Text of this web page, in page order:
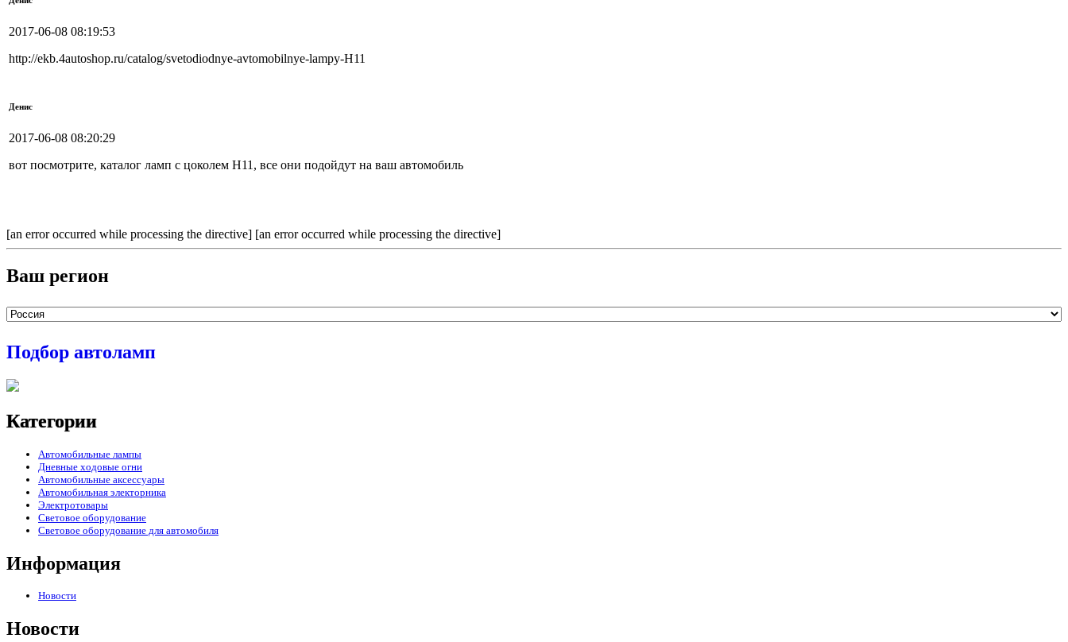
2017-06-08 08:19:53
http://ekb.4autoshop.ru/catalog/svetodiodnye-avtomobilnye-lampy-H11
Денис
2017-06-08 08:20:29
вот посмотрите, каталог ламп с цоколем Н11, все они подойдут на ваш автомобиль
[an error occurred while processing the directive] [an error occurred while processing the directive]
Ваш регион
Подбор автоламп
Категории
Автомобильные лампы
Дневные ходовые огни
Автомобильные аксессуары
Автомобильная электорника
Электротовары
Световое оборудование
Световое оборудование для автомобиля
Информация
Новости
Новости